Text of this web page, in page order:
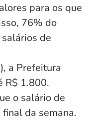
para os que
76% do
de
a Prefeitura
R$ 1.800.
o salário de
da semana.